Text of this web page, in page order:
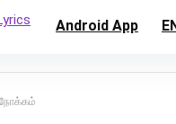
Android App